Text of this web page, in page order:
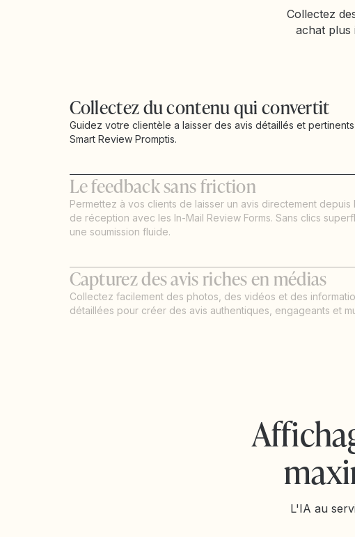
Collectez
achat plus
Collectez du contenu qui convertit
Guidez votre clientèle a laisser des avis détaillés et
Smart Review Promptis.
Le feedback sans friction
Permettez à vos clients de laisser un avis directement depuis
de réception avec les In-Mail Review Forms. Sans clics
une soumission fluide.
Capturez des avis riches en médias
Collectez facilement des photos, des vidéos et des
détaillées pour créer des avis authentiques, engageants et
L'IA au